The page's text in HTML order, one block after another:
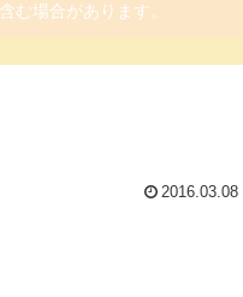
む場合があります。
2016.03.08